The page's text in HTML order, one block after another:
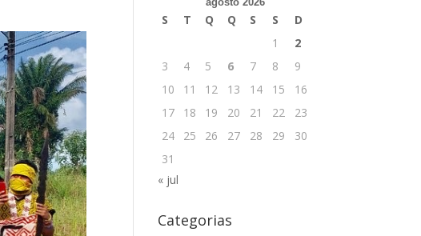
S T Q Q S S
D
1
2
3
4 5 6 7 8
9
10
11 12 13 14 15
16
17
18 19 20 21 22
23
24
25 26 27 28 29
30
31
« jul
Categorias